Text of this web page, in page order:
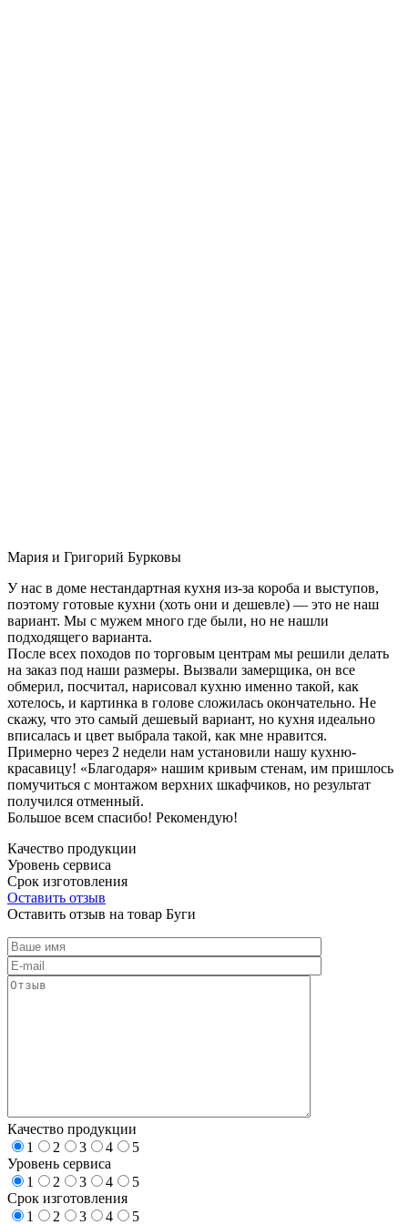
Мария и Григорий Бурковы
У нас в доме нестандартная кухня из-за короба и выступов,
поэтому готовые кухни (хоть они и дешевле) — это не наш
вариант. Мы с мужем много где были, но не нашли
подходящего варианта.
После всех походов по торговым центрам мы решили делать
на заказ под наши размеры. Вызвали замерщика, он все
обмерил, посчитал, нарисовал кухню именно такой, как
хотелось, и картинка в голове сложилась окончательно. Не
скажу, что это самый дешевый вариант, но кухня идеально
вписалась и цвет выбрала такой, как мне нравится.
Примерно через 2 недели нам установили нашу кухню-
красавицу! «Благодаря» нашим кривым стенам, им пришлось
помучиться с монтажом верхних шкафчиков, но результат
получился отменный.
Большое всем спасибо! Рекомендую!
Качество продукции
Уровень сервиса
Срок изготовления
Оставить отзыв
Оставить отзыв на товар Буги
Качество продукции
1
2 3 4
5
Уровень сервиса
1
2 3 4
5
Срок изготовления
1
2 3 4
5